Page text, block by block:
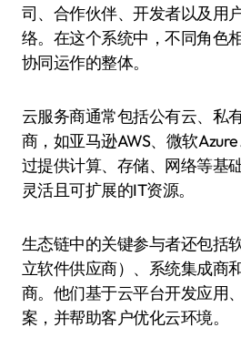
司、合作伙伴、开发者以及用
络。在这个系统中，不同角色
协同运作的整体。
云服务商通常包括公有云、私
商，如亚马逊AWS、微软
过提供计算、存储、网络等基
灵活且可扩展的IT资源。
生态链中的关键参与者还包括
立软件供应商）、系统集成商
商。他们基于云平台开发应用
案，并帮助客户优化云环境。